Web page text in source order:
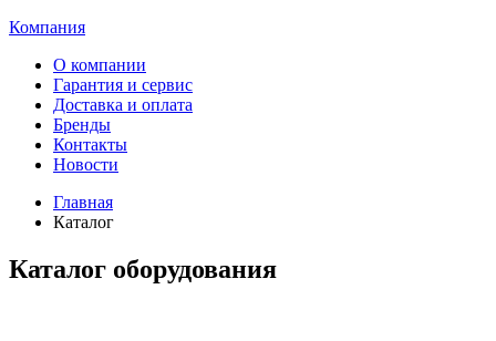
Компания
О компании
Гарантия и сервис
Доставка и оплата
Бренды
Контакты
Новости
Главная
Каталог
Каталог оборудования